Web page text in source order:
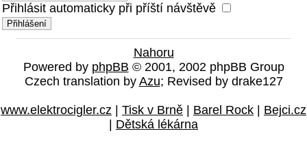
Přihlásit automaticky při příští návštěvě
Nahoru
Powered by phpBB © 2001, 2002 phpBB Group
Czech translation by Azu; Revised by drake127
www.elektrocigler.cz | Tisk v Brně | Barel Rock | Bejci.cz
| Dětská lékárna